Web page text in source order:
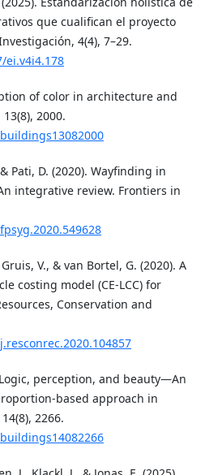
que cualifican el proyecto
4(4), 7–29.
ei.v4i4.178
of color in architecture and
2000.
Pati, D. (2020). Wayfinding in
integrative review. Frontiers in
V., & van Bortel, G. (2020). A
costing model (CE-LCC) for
Conservation and
Logic, perception, and beauty—An
based approach in
2266.